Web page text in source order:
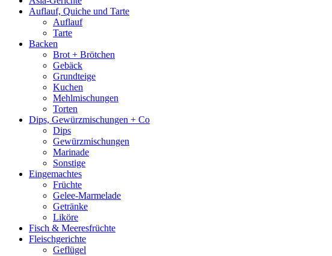
Auflauf, Quiche und Tarte
Auflauf
Tarte
Backen
Brot + Brötchen
Gebäck
Grundteige
Kuchen
Mehlmischungen
Torten
Dips, Gewürzmischungen + Co
Dips
Gewürzmischungen
Marinade
Sonstige
Eingemachtes
Früchte
Gelee-Marmelade
Getränke
Liköre
Fisch & Meeresfrüchte
Fleischgerichte
Geflügel